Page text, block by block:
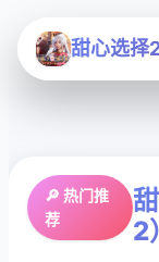
甜心选择
🔎 热门推
荐
2）